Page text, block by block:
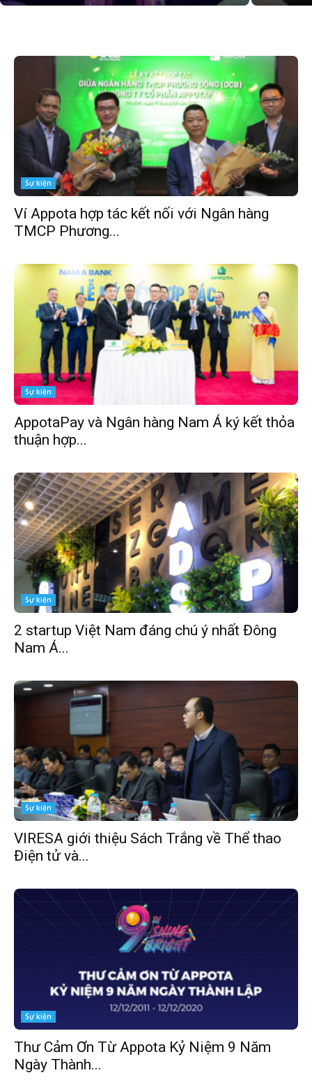
Sự kiện
Ví Appota hợp tác kết nối với Ngân hàng
TMCP Phương...
Sự kiện
AppotaPay và Ngân hàng Nam Á ký kết thỏa
thuận hợp...
Sự kiện
2 startup Việt Nam đáng chú ý nhất Đông
Nam Á...
Sự kiện
VIRESA giới thiệu Sách Trắng về Thể thao
Điện tử và...
Sự kiện
Thư Cảm Ơn Từ Appota Kỷ Niệm 9 Năm
Ngày Thành...